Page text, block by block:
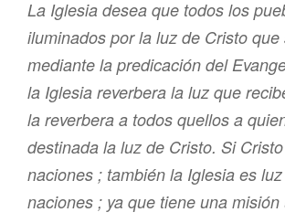
La Iglesia desea que todos los
iluminados por la luz de Cristo
mediante la predicación del
la Iglesia reverbera la luz que
la reverbera a todos quellos a
destinada la luz de Cristo. Si
naciones ; también la Iglesia es
naciones ; ya que tiene una misión